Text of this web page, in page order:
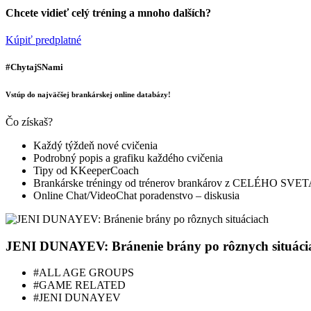
Chcete vidieť celý tréning a mnoho dalších?
Kúpiť predplatné
#ChytajSNami
Vstúp do najväčšej brankárskej online databázy!
Čo získaš?
Každý týždeň nové cvičenia
Podrobný popis a grafiku každého cvičenia
Tipy od KKeeperCoach
Brankárske tréningy od trénerov brankárov z CELÉHO
Online Chat/VideoChat poradenstvo – diskusia
JENI DUNAYEV: Bránenie brány po rôznych
#ALL AGE GROUPS
#GAME RELATED
#JENI DUNAYEV